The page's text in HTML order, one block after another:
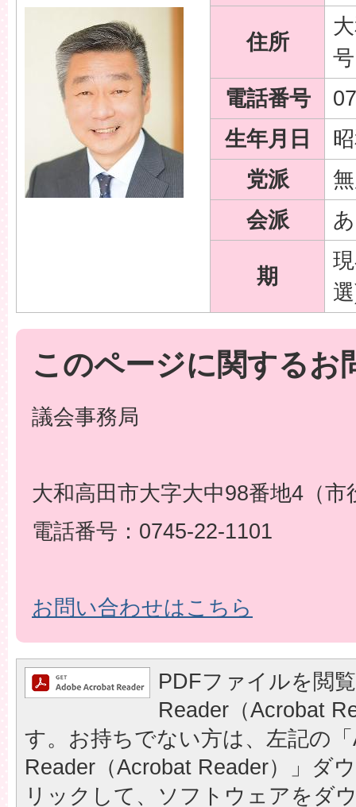
住所
電話番号
生年月日
党派
会派
期
このページに関するお
議会事務局
大和高田市大字大中98番地4（市
電話番号：0745-22-1101
お問い合わせはこちら
PDFファイルを閲
Reader（Acrobat
す。お持ちでない方は、左記の
Reader（Acrobat Reader）」ダ
リックして、ソフトウェアをダ